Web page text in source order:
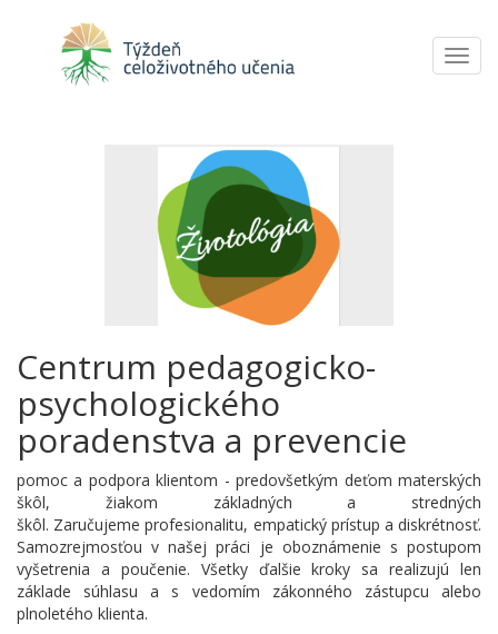
Centrum pedagogicko-
psychologického
poradenstva a prevencie
pomoc a podpora klientom - predovšetkým deťom materských
škôl, žiakom základných a stredných
škôl. Zaručujeme profesionalitu, empatický prístup a diskrétnosť.
Samozrejmosťou v našej práci je oboznámenie s postupom
vyšetrenia a poučenie. Všetky ďalšie kroky sa realizujú len
základe súhlasu a s vedomím zákonného zástupcu alebo
plnoletého klienta.